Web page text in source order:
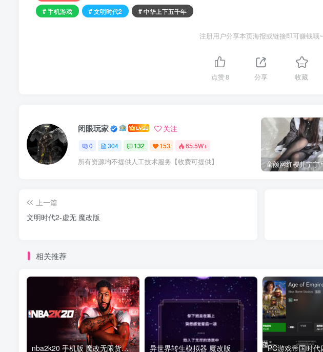
# 手机游戏
# 文明时代2 # 中华上下五千年
注册用户分享本页海报或链接即可赚钱哦~
点赞8 分享 收藏
闭眼玩家 关注
0 304 132 153 65.5W+
所有资源均不提供人工技术服务【收费可提供】
上一篇
文明时代2-虚无 魔改版
相关推荐
nba2k20 手机版 魔改无限货币版 异世界转生模拟器 魔改版